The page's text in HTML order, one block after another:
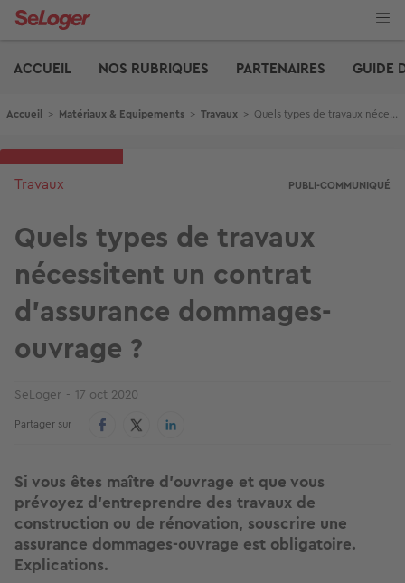
Aller
ACCUEIL
NOS RUBRIQUES PARTENAIRES GUIDE
Fil d'Ariane
Accueil > Matériaux & Equipements > Travaux > Quels types de travaux nécessitent un contrat d'assurance dommages-ouvrage ?
PUBLI-COMMUNIQUÉ
Travaux
Quels types de travaux
nécessitent un contrat
d'assurance dommages-
ouvrage ?
SeLoger 17 oct 2020
Partager sur
Si vous êtes maître d’ouvrage et que vous
prévoyez d’entreprendre des travaux de
construction ou de rénovation, souscrire une
assurance dommages-ouvrage est obligatoire.
Explications.